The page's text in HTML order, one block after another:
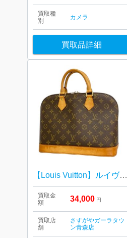
買取種
別
カメラ
買取品詳細
【Louis Vuitton】ルイヴィトン・アルマ・ モノグラム ・ブランドバック
買取金
額
34,000 円
買取店
舗
さすがやガーラタウ
ン青森店